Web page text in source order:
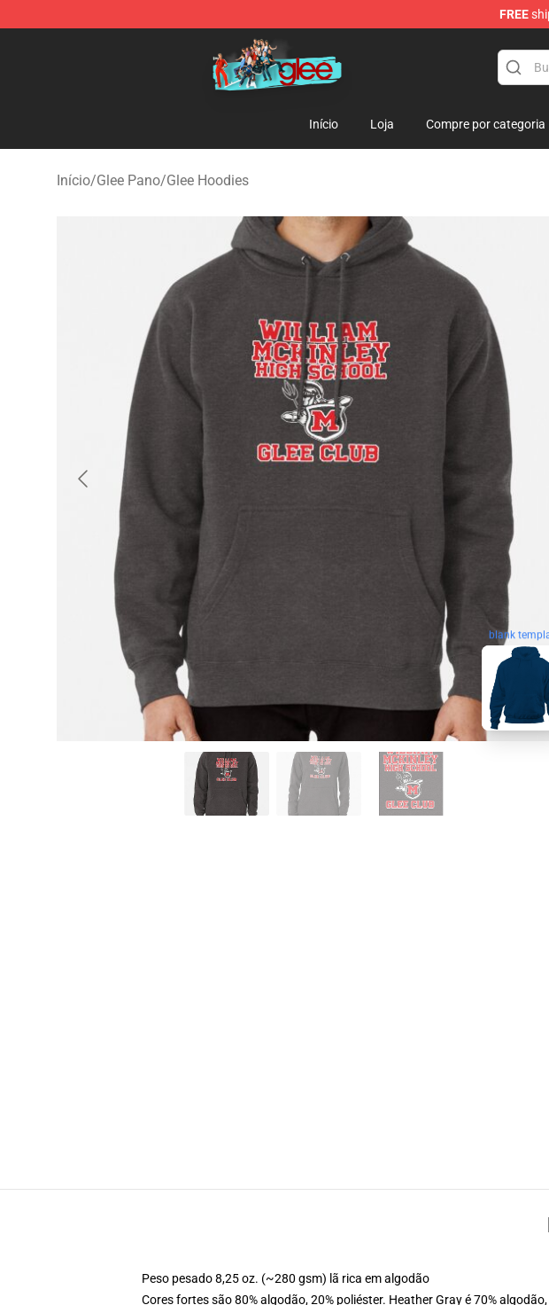
FREE
Glee Store - Official Glee Merchandise Shop
Início Loja Compre por categoria
Início/Glee Pano/Glee Hoodies
blank
Peso pesado 8,25 oz. (~280 gsm) lã rica em algodão
Cores fortes são 80% algodão, 20% poliéster. Heather Gray é 70%